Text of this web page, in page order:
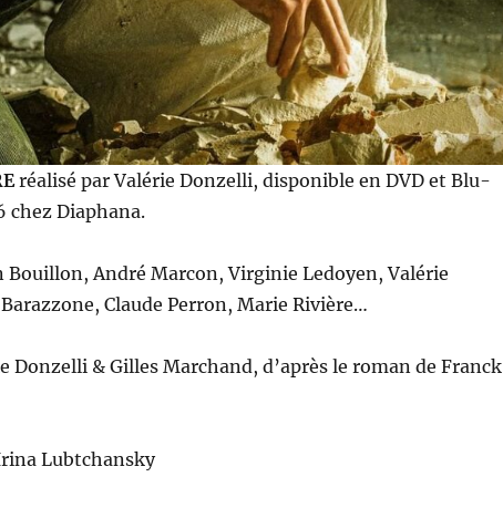
réalisé par Valérie Donzelli, disponible en DVD et Blu-
chez Diaphana.
Bouillon, André Marcon, Virginie Ledoyen, Valérie
Claude Perron, Marie Rivière…
Donzelli & Gilles Marchand, d’après le roman de Franck
Lubtchansky